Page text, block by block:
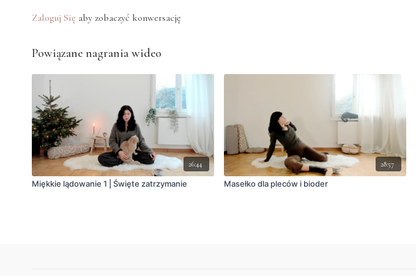
Zaloguj Się aby zobaczyć konwersację
Powiązane nagrania wideo
26:44
Miękkie lądowanie 1 | Święte zatrzymanie
28:57
Masełko dla pleców i bioder